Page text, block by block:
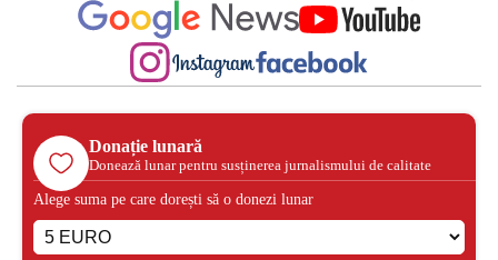
Donație lunară
Donează lunar pentru susținerea jurnalismului de calitate
Alege suma pe care dorești să o donezi lunar